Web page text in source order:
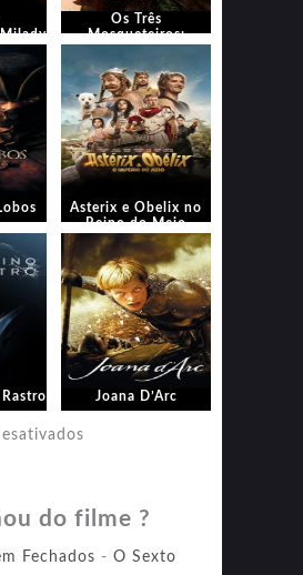
Os Três
Mosqueteiros:
Asterix e Obelix no
Reino do Meio
Joana D’Arc
do filme ?
Fechados - O Sexto